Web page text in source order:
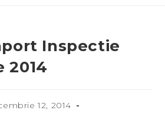
Inspectie
2014
12, 2014